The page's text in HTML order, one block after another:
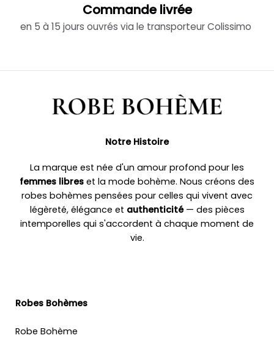
Commande livrée
en 5 à 15 jours ouvrés via le transporteur Colissimo
Notre Histoire
La marque est née d'un amour profond pour les
femmes libres et la mode bohème. Nous créons des
robes bohèmes pensées pour celles qui vivent avec
légèreté, élégance et authenticité— des pièces
intemporelles qui s'accordent à chaque moment de
vie.
Robes Bohèmes
Robe Bohème